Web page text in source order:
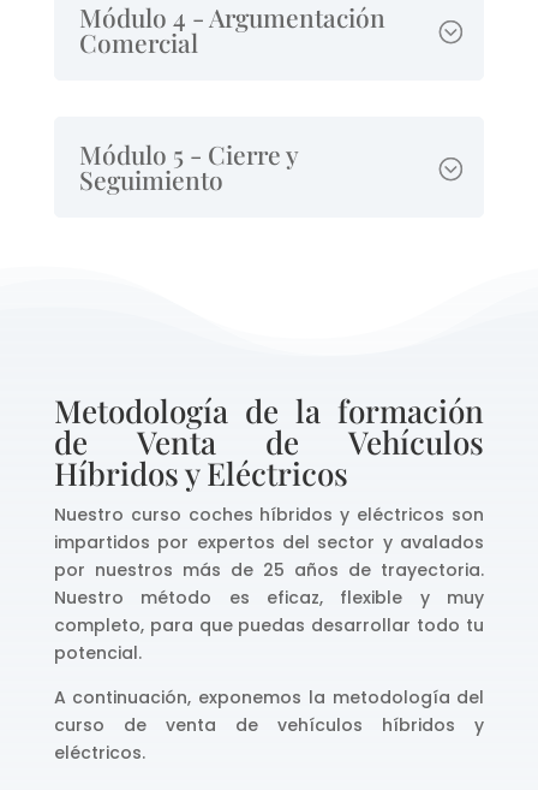
Módulo 4 - Argumentación
Comercial
Módulo 5 - Cierre y
Seguimiento
Metodología de la formación
de Venta de Vehículos
Híbridos y Eléctricos
Nuestro curso coches híbridos y eléctricos son
impartidos por expertos del sector y avalados
por nuestros más de 25 años de trayectoria.
Nuestro método es eficaz, flexible y muy
completo, para que puedas desarrollar todo tu
potencial.
A continuación, exponemos la metodología del
curso de venta de vehículos híbridos y
eléctricos.